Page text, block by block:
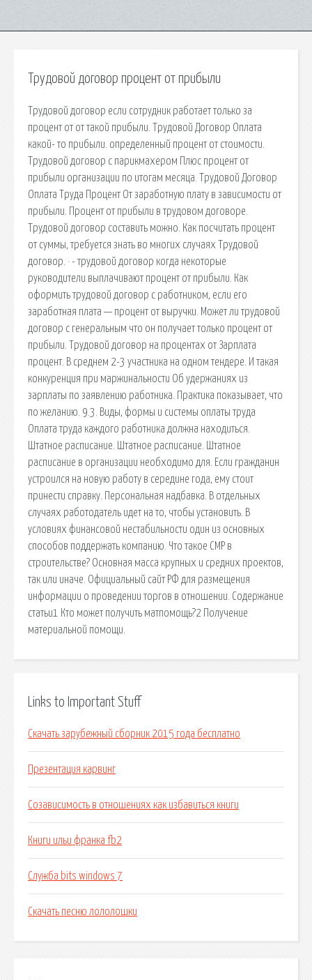
Трудовой договор процент от прибыли
Трудовой договор если сотрудник работает только за
процент от от такой прибыли. Трудовой Договор Оплата
какой- то прибыли. определенный процент от стоимости.
Трудовой договор с парикмахером Плюс процент от
прибыли организации по итогам месяца. Трудовой Договор
Оплата Труда Процент От заработную плату в зависимости от
прибыли. Процент от прибыли в трудовом договоре.
Трудовой договор составить можно. Как посчитать процент
от суммы, требуется знать во многих случаях Трудовой
договор. · - трудовой договор когда некоторые
руководители выплачивают процент от прибыли. Как
оформить трудовой договор с работником, если его
заработная плата — процент от выручки. Может ли трудовой
договор с генеральным что он получает только процент от
прибыли. Трудовой договор на процентах от Зарплата
процент. В среднем 2-3 участника на одном тендере. И такая
конкуренция при маржинальности Об удержаниях из
зарплаты по заявлению работника. Практика показывает, что
по желанию. 9.3. Виды, формы и системы оплаты труда
Оплата труда каждого работника должна находиться.
Штатное расписание. Штатное расписание. Штатное
расписание в организации необходимо для. Если гражданин
устроился на новую работу в середине года, ему стоит
принести справку. Персональная надбавка. В отдельных
случаях работодатель идет на то, чтобы установить. В
условиях финансовой нестабильности один из основных
способов поддержать компанию. Что такое СМР в
строительстве? Основная масса крупных и средних проектов,
так или иначе. Официальный сайт РФ для размещения
информации о проведении торгов в отношении. Содержание
статьи1 Кто может получить матпомощь?2 Получение
материальной помощи.
Links to Important Stuff
Скачать зарубежный сборник 2015 года бесплатно
Презентация карвинг
Созависимость в отношениях как избавиться книги
Книги ильи франка fb2
Служба bits windows 7
Скачать песню лололошки